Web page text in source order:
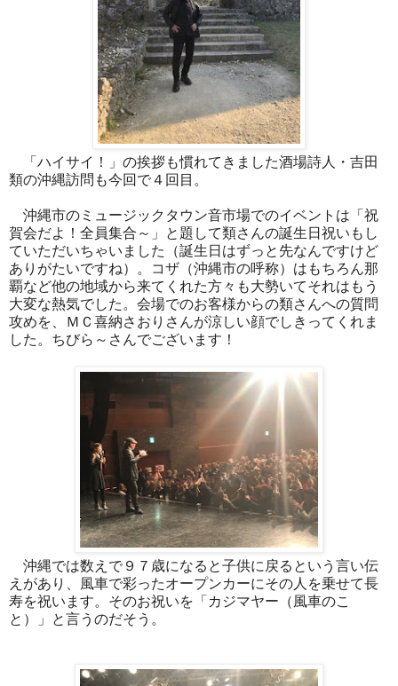
「ハイサイ！」の挨拶も慣れてきました酒場詩人・吉田
類の沖縄訪問も今回で４回目。
沖縄市のミュージックタウン音市場でのイベントは「祝
賀会だよ！全員集合～」と題して類さんの誕生日祝いもし
ていただいちゃいました（誕生日はずっと先なんですけど
ありがたいですね）。コザ（沖縄市の呼称）はもちろん那
覇など他の地域から来てくれた方々も大勢いてそれはもう
大変な熱気でした。会場でのお客様からの類さんへの質問
攻めを、ＭＣ喜納さおりさんが涼しい顔でしきってくれま
した。ちびら～さんでございます！
沖縄では数えで９７歳になると子供に戻るという言い伝
えがあり、風車で彩ったオープンカーにその人を乗せて長
寿を祝います。そのお祝いを「カジマヤー（風車のこ
と）」と言うのだそう。